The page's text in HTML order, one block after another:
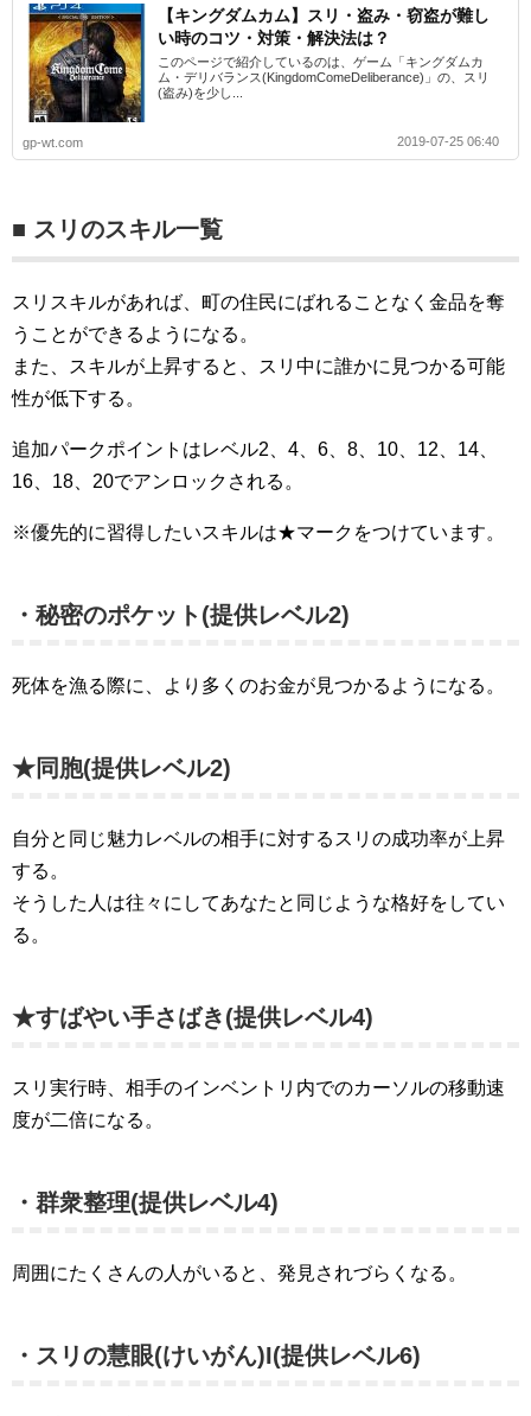
【キングダムカム】スリ・盗み・窃盗が難し
い時のコツ・対策・解決法は？
このページで紹介しているのは、ゲーム「キングダムカ
ム・デリバランス(KingdomComeDeliberance)」の、スリ
(盗み)を少し...
gp-wt.com 2019-07-25 06:40
■ スリのスキル一覧
スリスキルがあれば、町の住民にばれることなく金品を奪
うことができるようになる。
また、スキルが上昇すると、スリ中に誰かに見つかる可能
性が低下する。
追加パークポイントはレベル2、4、6、8、10、12、14、
16、18、20でアンロックされる。
※優先的に習得したいスキルは★マークをつけています。
・秘密のポケット(提供レベル2)
死体を漁る際に、より多くのお金が見つかるようになる。
★同胞(提供レベル2)
自分と同じ魅力レベルの相手に対するスリの成功率が上昇
する。
そうした人は往々にしてあなたと同じような格好をしてい
る。
★すばやい手さばき(提供レベル4)
スリ実行時、相手のインベントリ内でのカーソルの移動速
度が二倍になる。
・群衆整理(提供レベル4)
周囲にたくさんの人がいると、発見されづらくなる。
・スリの慧眼(けいがん)I(提供レベル6)